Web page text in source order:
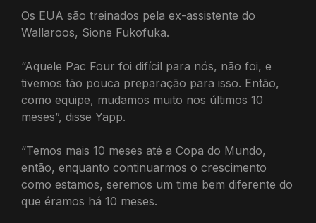
Os EUA são treinados pela ex-assistente do
Wallaroos, Sione Fukofuka.
“Aquele Pac Four foi difícil para nós, não foi, e
tivemos tão pouca preparação para isso. Então,
como equipe, mudamos muito nos últimos 10
meses”, disse Yapp.
“Temos mais 10 meses até a Copa do Mundo,
então, enquanto continuarmos o crescimento
como estamos, seremos um time bem diferente do
que éramos há 10 meses.